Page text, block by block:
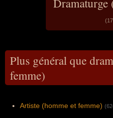
Plus général que
femme)
Artiste (homme et femme)